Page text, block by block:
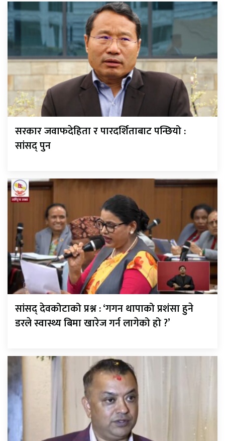
सरकार जवाफदेहिता र पारदर्शिताबाट पन्छियो :
सांसद् पुन
सांसद् देवकोटाको प्रश्न : ‘गगन थापाको प्रशंसा हुने
डरले स्वास्थ्य बिमा खारेज गर्न लागेको हो ?’